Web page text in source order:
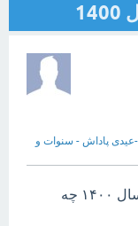
عیدی پاداش - سنوات و
سلام. میزان افزایش حقوق کارگران در سال ۱۴۰۰ چه